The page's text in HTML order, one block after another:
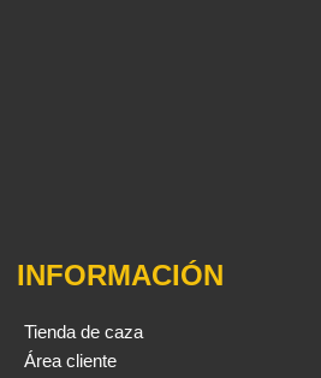
INFORMACIÓN
Tienda de caza
Área cliente